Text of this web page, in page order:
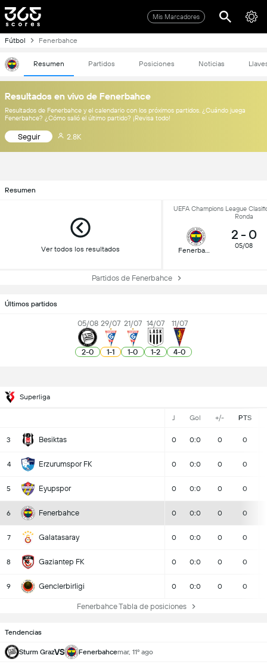
Mis Marcadores
Fútbol Fenerbahce
Resumen Partidos Posiciones Noticias
Resultados en vivo de Fenerbahce
Resultados de Fenerbahce y el calendario con los próximos partidos. ¿Cuándo juega
Fenerbahce? ¿Cómo salió el último partido? ¡Revisa todo!
Seguir 2.8K
Resumen
Ver todos los resultados
UEFA Champions League
Ronda
Fenerbahce
2 - 0
05/08
Partidos de Fenerbahce
Últimos partidos
05/08
2-0
29/07
1-1
21/07
1-0
14/07
1-2
11/07
4-0
Superliga
J Gol +/- PTS
3 Besiktas 0 0:0 0 0
4 Erzurumspor FK 0 0:0 0 0
5 Eyupspor 0 0:0 0 0
6 Fenerbahce 0 0:0 0 0
7 Galatasaray 0 0:0 0 0
8 Gaziantep FK 0 0:0 0 0
9 Genclerbirligi 0 0:0 0 0
Fenerbahce Tabla de posiciones
Tendencias
Sturm GrazVS Fenerbahcemar, 11º ago